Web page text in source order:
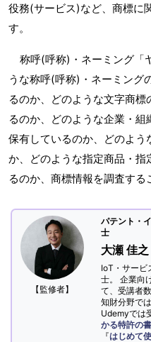
役務(サービス)など、商標に
す。
称呼(呼称)・ネーミング「
うな称呼(呼称)・ネーミング
るのか、どのような文字商
るのか、どのような企業・
保有しているのか、どのよ
か、どのような指定商品・
るのか、商標情報を調査する
【監修者】
パテント・
士
大瀬 佳之
IoT・サービ
士。 企業向
て、受講者
知財分野で
Udemyでは
かる特許の
『はじめて